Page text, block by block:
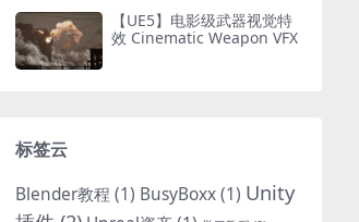
【UE5】电影级武器视觉特
效 Cinematic Weapon VFX
标签云
Blender教程 (1) BusyBoxx(1) Unity